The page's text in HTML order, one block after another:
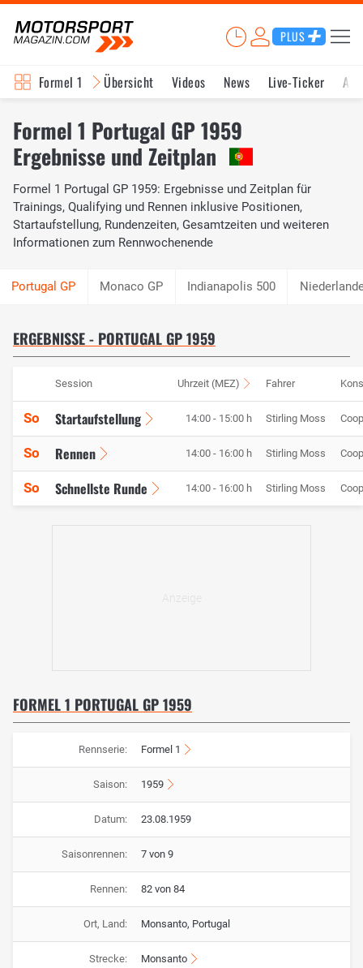
PLUS
Formel 1 Übersicht Videos News Live-Ticker
Formel 1 Portugal GP 1959
Ergebnisse und Zeitplan
Formel 1 Portugal GP 1959: Ergebnisse und Zeitplan für
Trainings, Qualifying und Rennen inklusive Positionen,
Startaufstellung, Rundenzeiten, Gesamtzeiten und weiteren
Informationen zum Rennwochenende
Monaco GP Indianapolis 500
ERGEBNISSE - PORTUGAL GP 1959
Session Uhrzeit (MEZ) Fahrer
So Startaufstellung 14:00 - 15:00 h Stirling Moss
So Rennen 14:00 - 16:00 h Stirling Moss
So Schnellste Runde 14:00 - 16:00 h Stirling Moss
FORMEL 1 PORTUGAL GP 1959
Rennserie: Formel 1
Saison: 1959
Datum: 23.08.1959
Saisonrennen: 7 von 9
Rennen: 82 von 84
Ort, Land: Monsanto, Portugal
Strecke: Monsanto